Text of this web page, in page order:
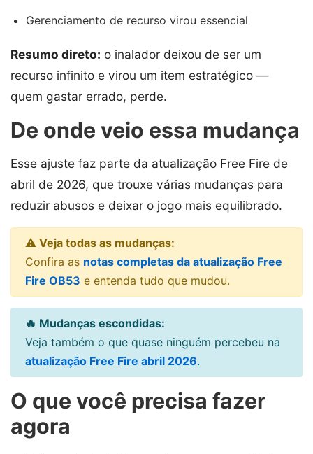
Gerenciamento de recurso virou essencial
Resumo direto: o inalador deixou de ser um
recurso infinito e virou um item estratégico —
quem gastar errado, perde.
De onde veio essa mudança
Esse ajuste faz parte da atualização Free Fire de
abril de 2026, que trouxe várias mudanças para
reduzir abusos e deixar o jogo mais equilibrado.
⚠️ Veja todas as mudanças:
Confira as notas completas da atualização Free
Fire OB53 e entenda tudo que mudou.
🔥 Mudanças escondidas:
Veja também o que quase ninguém percebeu na
atualização Free Fire abril 2026.
O que você precisa fazer
agora